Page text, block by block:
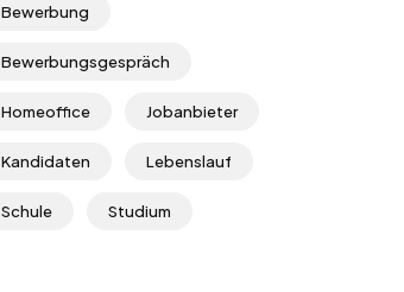
Bewerbung
Bewerbungsgespräch
Homeoffice Jobanbieter
Kandidaten Lebenslauf
Schule Studium